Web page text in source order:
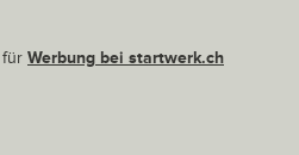
Werbung bei startwerk.ch